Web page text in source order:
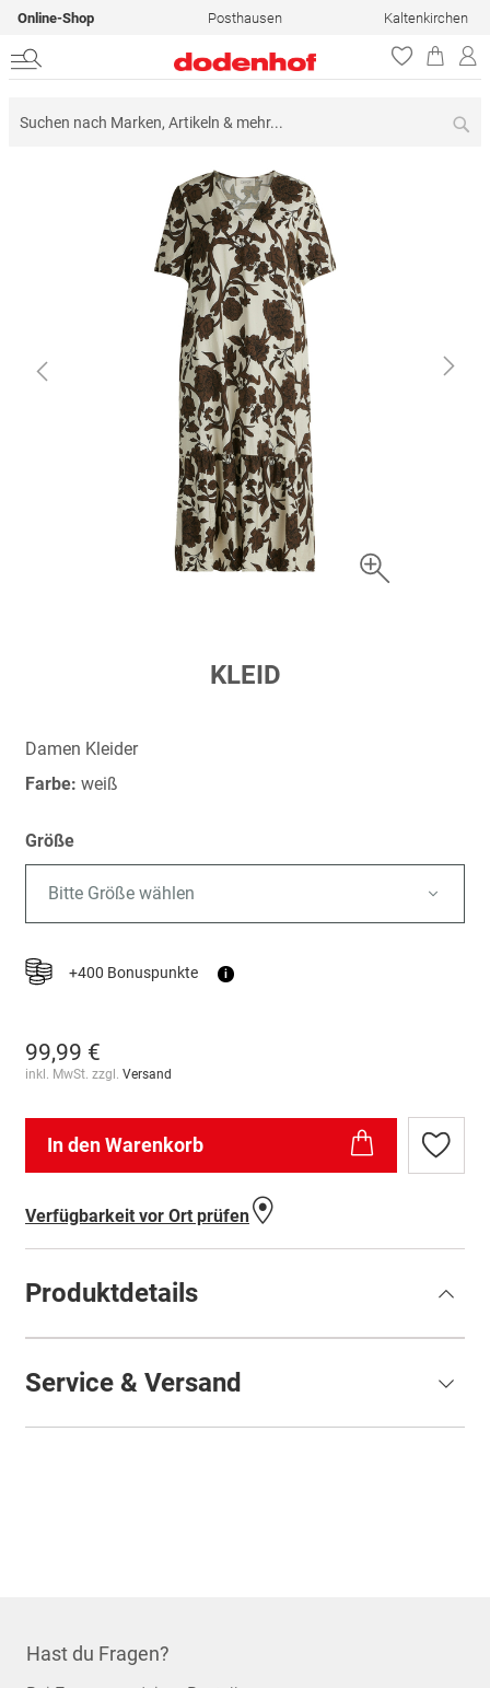
Online-Shop Posthausen Kaltenkirchen
springen
KLEID
Damen Kleider
Farbe: weiß
Größe
Bitte Größe wählen
+400 Bonuspunkte i
99,99 €
inkl. MwSt. zzgl. Versand
In den Warenkorb
Zur
Verfügbarkeit vor Ort prüfen
Produktdetails
Service & Versand
Hast du Fragen?